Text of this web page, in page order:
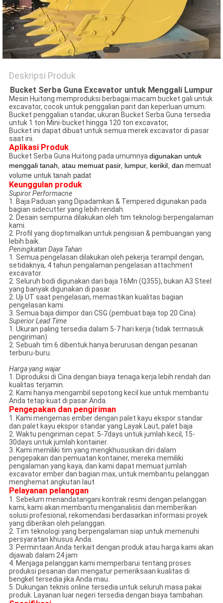
Deskripsi Produk
Bucket Serba Guna Excavator untuk Menggali Lumpur
Mesin Huitong memproduksi berbagai macam bucket gali untuk
excavator, cocok untuk penggalian parit dan keperluan umum.
Bucket penggalian standar, ukuran Bucket Serba Guna tersedia
untuk 1 ton Mini-bucket hingga 120 ton excavator,
Bucket ini dapat dibuat untuk semua merek excavator di pasar
saat ini.
Aplikasi Produk
Bucket Serba Guna Huitong pada umumnyadigunakan untuk
menggali tanah, atau memuat pasir, lumpur, kerikil, dan memuat
volume untuk tanah padat
Keunggulan produk
Supiror Performacne
1. Baja Paduan yang Dipadamkan & Tempered digunakan pada
bagian sidecutter yang lebih rendah.
2. Desain sempurna dilakukan oleh tim teknologi berpengalaman
kami.
2. Profil yang dioptimalkan untuk pengisian & pembuangan yang
lebih baik.
Peningkatan Daya Tahan
1. Semua pengelasan dilakukan oleh pekerja terampil dengan,
setidaknya, 4 tahun pengalaman pengelasan attachment
excavator.
2. Seluruh bodi digunakan dari baja 16Mn (Q355), bukan A3 Steel
yang banyak digunakan di pasar.
2. Uji UT saat pengelasan, memastikan kualitas bagian
pengelasan kami.
3. Semua baja diimpor dari CSG (pembuat baja top 20 Cina).
Superior Lead Time
1. Ukuran paling tersedia dalam 5-7 hari kerja (tidak termasuk
pengiriman)
2. Sebuah tim 6 dibentuk hanya berurusan dengan pesanan
terburu-buru.
Harga yang wajar
1. Diproduksi di Cina dengan biaya tenaga kerja lebih rendah dan
kualitas terjamin.
2. Kami hanya mengambil sepotong kecil kue untuk membantu
Anda tetap kuat di pasar Anda.
Pengepakan dan pengiriman
1. Kami mengemas ember dengan palet kayu ekspor standar
dan palet kayu ekspor standar yang Layak Laut, palet baja
2. Waktu pengiriman cepat: 5-7days untuk jumlah kecil, 15-
30days untuk jumlah kontainer.
3. Kami memiliki tim yang mengkhususkan diri dalam
pengepakan dan pemuatan kontainer, mereka memiliki
pengalaman yang kaya, dan kami dapat memuat jumlah
excavator ember dan bagian max, untuk membantu pelanggan
menghemat angkutan laut
Pelayanan pelanggan
1. Sebelum menandatangani kontrak resmi dengan pelanggan
kami, kami akan membantu menganalisis dan memberikan
solusi profesional, rekomendasi berdasarkan informasi proyek
yang diberikan oleh pelanggan.
2. Tim teknologi yang berpengalaman siap untuk memenuhi
persyaratan khusus Anda.
3. Permintaan Anda terkait dengan produk atau harga kami akan
dijawab dalam 24 jam
4. Menjaga pelanggan kami memperbarui tentang proses
produksi pesanan dan mengatur pemeriksaan kualitas di
bengkel tersedia jika Anda mau.
5. Dukungan teknis online tersedia untuk seluruh masa pakai
produk. Layanan luar negeri tersedia dengan biaya tambahan.